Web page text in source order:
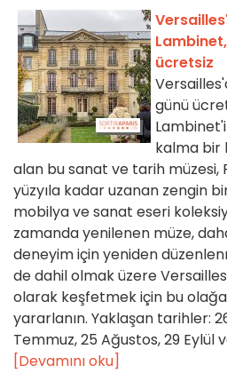
ücretsiz
günü
Lambinet'i
kalma bir
alan bu sanat ve tarih müzesi,
yüzyıla kadar uzanan zengin
mobilya ve sanat eseri
zamanda yenilenen müze,
deneyim için yeniden
de dahil olmak üzere
olarak keşfetmek için bu
yararlanın. Yaklaşan tarihler:
Temmuz, 25 Ağustos, 29 Eylül
[Devamını oku]